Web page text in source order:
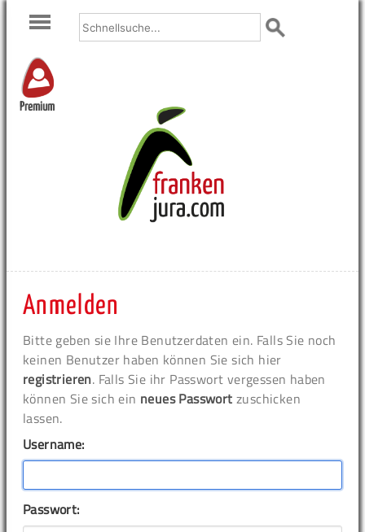
Premium
Anmelden
Bitte geben sie Ihre Benutzerdaten ein. Falls Sie noch
keinen Benutzer haben können Sie sich hier
registrieren. Falls Sie ihr Passwort vergessen haben
können Sie sich ein neues Passwort zuschicken
lassen.
Username:
Passwort: